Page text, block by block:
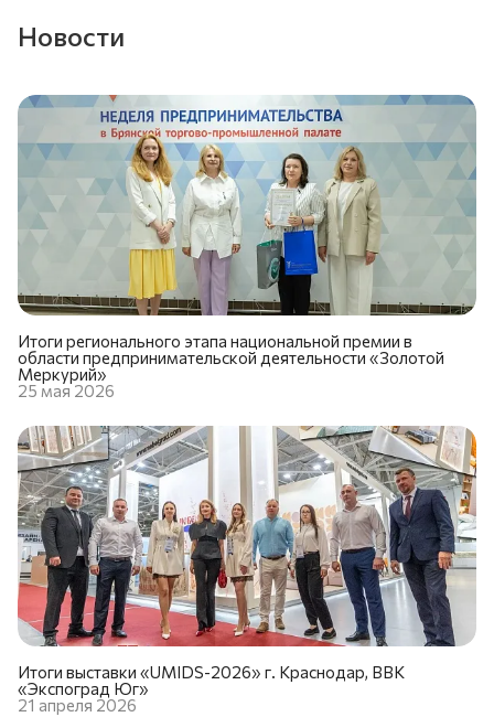
Новости
Итоги регионального этапа национальной премии в
области предпринимательской деятельности «Золотой
Меркурий»
25 мая 2026
Итоги выставки «UMIDS-2026» г. Краснодар, ВВК
«Экспоград Юг»
21 апреля 2026